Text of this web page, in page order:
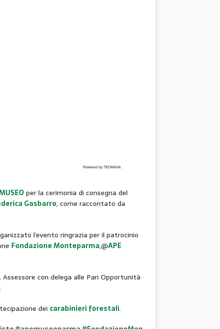
per la cerimonia di consegna del
Gasbarro, come raccontato da
l’evento ringrazia per il patrocinio
Fondazione Monteparma,@APE
Assessore con delega alle Pari Opportunità
dei carabinieri forestali.